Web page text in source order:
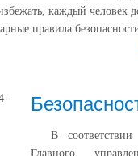
каждый человек
правила
В соответствии
Главного